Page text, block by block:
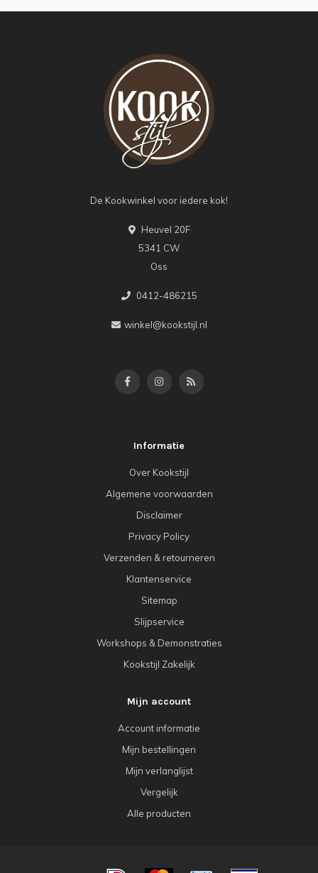
De Kookwinkel voor iedere kok!
Heuvel 20F
5341 CW
Oss
0412-486215
winkel@kookstijl.nl
Informatie
Over Kookstijl
Algemene voorwaarden
Disclaimer
Privacy Policy
Verzenden & retourneren
Klantenservice
Sitemap
Slijpservice
Workshops & Demonstraties
Kookstijl Zakelijk
Mijn account
Account informatie
Mijn bestellingen
Mijn verlanglijst
Vergelijk
Alle producten